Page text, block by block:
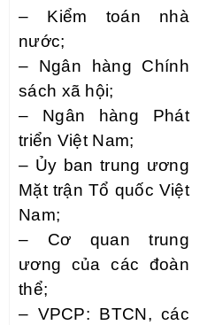
– Kiểm toán nhà
nước;
– Ngân hàng Chính
sách xã hội;
– Ngân hàng Phát
triển Việt Nam;
– Ủy ban trung ương
Mặt trận Tổ quốc Việt
Nam;
– Cơ quan trung
ương của các đoàn
thể;
– VPCP: BTCN, các